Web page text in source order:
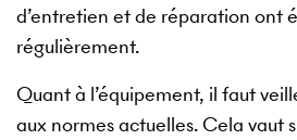
d’entretien et de réparation ont
régulièrement.
Quant à l’équipement, il faut
aux normes actuelles. Cela vaut